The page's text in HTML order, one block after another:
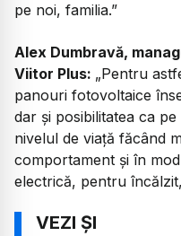
pe noi, familia.”
Alex Dumbravă,
Viitor Plus: „Pentru
panouri fotovoltaice
dar și posibilitatea ca
nivelul de viață făcând
comportament și în
electrică, pentru